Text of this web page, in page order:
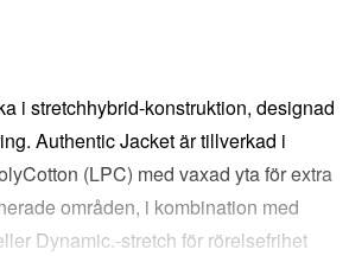
i stretchhybrid-konstruktion, designad
Authentic Jacket är tillverkad i
(LPC) med vaxad yta för extra
områden, i kombination med
Dynamic.-stretch för rörelsefrihet